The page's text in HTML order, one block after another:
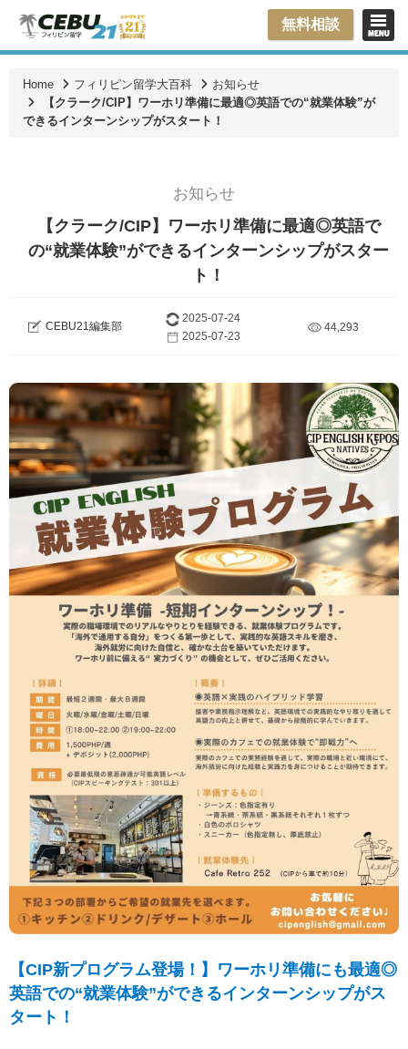
無料相談
Home フィリピン留学大百科
お知らせ
【クラーク/CIP】ワーホリ準備に最適◎英語での“就業体験”が
できるインターンシップがスタート！
お知らせ
【クラーク/CIP】ワーホリ準備に最適◎英語で
の“就業体験”ができるインターンシップがスター
ト！
CEBU21編集部
2025-07-24
2025-07-23
44,293
【CIP新プログラム登場！】ワーホリ準備にも最適◎
英語での“就業体験”ができるインターンシップがス
タート！